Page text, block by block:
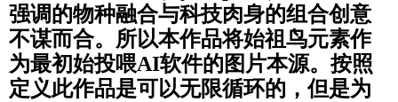
强调的物种融合与科技肉身的组合创意
不谋而合。所以本作品将始祖鸟元素作
为最初始投喂AI软件的图片本源。 按照
定义此作品是可以无限循环的，但是为